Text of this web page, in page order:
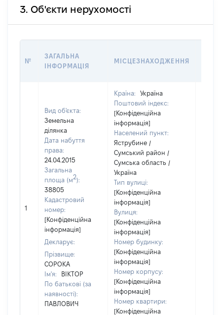
3. Об'єкти нерухомості
№
ЗАГАЛЬНА
ІНФОРМАЦІЯ
МІСЦЕЗНАХОДЖЕННЯ
1
Вид об'єкта:
Земельна
ділянка
Дата набуття
права:
24.04.2015
Загальна
площа (м2):
38805
Кадастровий
номер:
[Конфіденційна
інформація]
Декларує:
Прізвище:
СОРОКА
Ім'я:
ВІКТОР
По батькові (за
наявності):
ПАВЛОВИЧ
Країна:
Україна
Поштовий індекс:
[Конфіденційна
інформація]
Населений пункт:
Яструбине /
Сумський район /
Сумська область /
Україна
Тип вулиці:
[Конфіденційна
інформація]
Вулиця:
[Конфіденційна
інформація]
Номер будинку:
[Конфіденційна
інформація]
Номер корпусу:
[Конфіденційна
інформація]
Номер квартири:
[Конфіденційна